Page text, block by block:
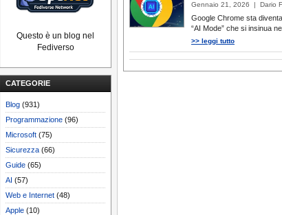
Questo è un blog nel
Fediverso
CATEGORIE
Blog (931)
Programmazione (96)
Microsoft (75)
Sicurezza (66)
Guide (65)
AI (57)
Web e Internet (48)
Apple (10)
Gennaio 21, 2026 | Dario
Google Chrome sta
“AI Mode” che si insinua
>> leggi tutto